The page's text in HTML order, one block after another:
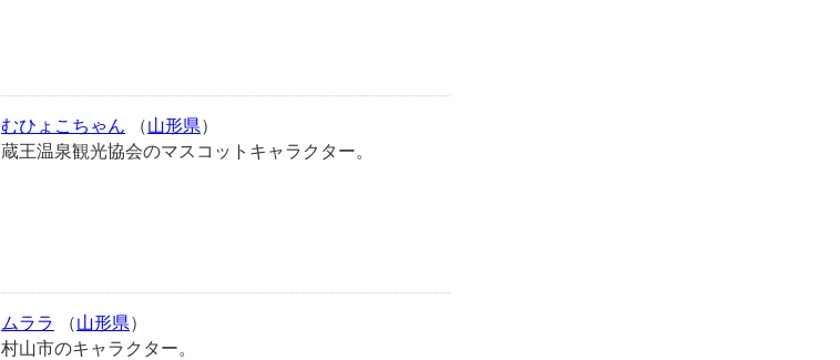
むひょこちゃん （山形県）
蔵王温泉観光協会のマスコットキャラクター。
ムララ （山形県）
村山市のキャラクター。